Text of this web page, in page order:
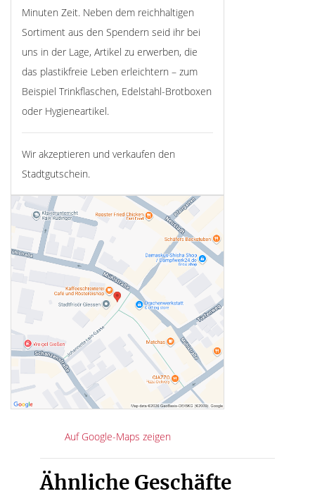
Minuten Zeit. Neben dem reichhaltigen
Sortiment aus den Spendern seid ihr bei
uns in der Lage, Artikel zu erwerben, die
das plastikfreie Leben erleichtern – zum
Beispiel Trinkflaschen, Edelstahl-Brotboxen
oder Hygieneartikel.
Wir akzeptieren und verkaufen den
Stadtgutschein.
Auf Google-Maps zeigen
Ähnliche Geschäfte